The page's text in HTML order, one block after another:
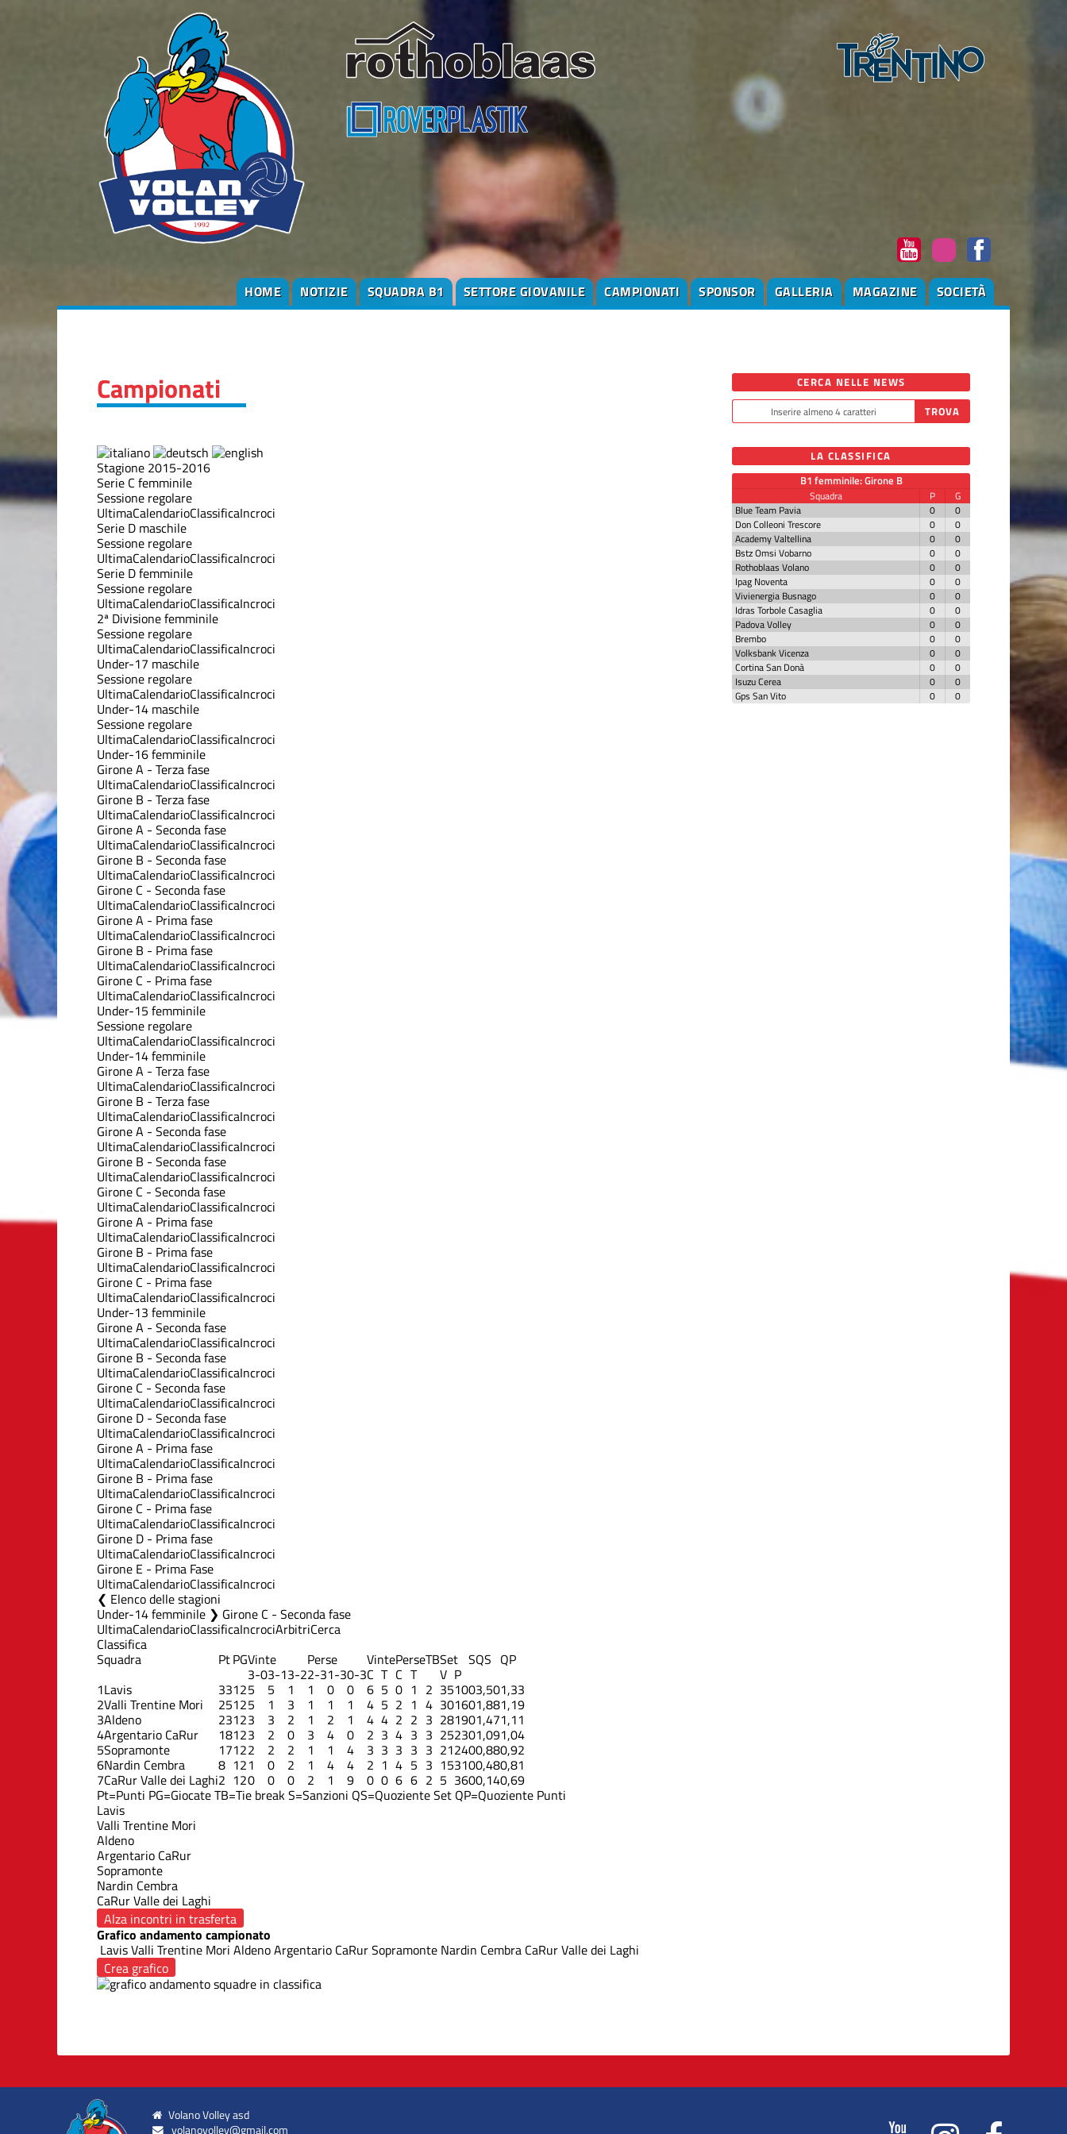
HOME NOTIZIE SQUADRA B1 SETTORE GIOVANILE CAMPIONATI SPONSOR GALLERIA MAGAZINE SOCIETÀ
Campionati
Stagione 2015-2016
Serie C femminile
Sessione regolare
UltimaCalendarioClassificaIncroci
Serie D maschile
Sessione regolare
UltimaCalendarioClassificaIncroci
Serie D femminile
Sessione regolare
UltimaCalendarioClassificaIncroci
2ª Divisione femminile
Sessione regolare
UltimaCalendarioClassificaIncroci
Under-17 maschile
Sessione regolare
UltimaCalendarioClassificaIncroci
Under-14 maschile
Sessione regolare
UltimaCalendarioClassificaIncroci
Under-16 femminile
Girone A - Terza fase
UltimaCalendarioClassificaIncroci
Girone B - Terza fase
UltimaCalendarioClassificaIncroci
Girone A - Seconda fase
UltimaCalendarioClassificaIncroci
Girone B - Seconda fase
UltimaCalendarioClassificaIncroci
Girone C - Seconda fase
UltimaCalendarioClassificaIncroci
Girone A - Prima fase
UltimaCalendarioClassificaIncroci
Girone B - Prima fase
UltimaCalendarioClassificaIncroci
Girone C - Prima fase
UltimaCalendarioClassificaIncroci
Under-15 femminile
Sessione regolare
UltimaCalendarioClassificaIncroci
Under-14 femminile
Girone A - Terza fase
UltimaCalendarioClassificaIncroci
Girone B - Terza fase
UltimaCalendarioClassificaIncroci
Girone A - Seconda fase
UltimaCalendarioClassificaIncroci
Girone B - Seconda fase
UltimaCalendarioClassificaIncroci
Girone C - Seconda fase
UltimaCalendarioClassificaIncroci
Girone A - Prima fase
UltimaCalendarioClassificaIncroci
Girone B - Prima fase
UltimaCalendarioClassificaIncroci
Girone C - Prima fase
UltimaCalendarioClassificaIncroci
Under-13 femminile
Girone A - Seconda fase
UltimaCalendarioClassificaIncroci
Girone B - Seconda fase
UltimaCalendarioClassificaIncroci
Girone C - Seconda fase
UltimaCalendarioClassificaIncroci
Girone D - Seconda fase
UltimaCalendarioClassificaIncroci
Girone A - Prima fase
UltimaCalendarioClassificaIncroci
Girone B - Prima fase
UltimaCalendarioClassificaIncroci
Girone C - Prima fase
UltimaCalendarioClassificaIncroci
Girone D - Prima fase
UltimaCalendarioClassificaIncroci
Girone E - Prima Fase
UltimaCalendarioClassificaIncroci
Elenco delle stagioni
Under-14 femminile ❯ Girone C - Seconda fase
UltimaCalendarioClassificaIncrociArbitriCerca
Classifica
Squadra PtPGVinte Perse VintePerseTBSet SQS QP
3-03-13-22-31-30-3C T C T V P
1Lavis 33125 5 1 1 0 0 6 5 0 1 2 351003,501,33
2Valli Trentine Mori 25125 1 3 1 1 1 4 5 2 1 4 301601,881,19
3Aldeno 23123 3 2 1 2 1 4 4 2 2 3 281901,471,11
4Argentario CaRur 18123 2 0 3 4 0 2 3 4 3 3 252301,091,04
5Sopramonte 17122 2 2 1 1 4 3 3 3 3 3 212400,880,92
6Nardin Cembra 8 121 0 2 1 4 4 2 1 4 5 3 153100,480,81
7CaRur Valle dei Laghi2 120 0 0 2 1 9 0 0 6 6 2 5 3600,140,69
Pt=Punti PG=GiocateTB=Tie breakS=Sanzioni QS=Quoziente Set QP=Quoziente Punti
Lavis
Valli Trentine Mori
Aldeno
Argentario CaRur
Sopramonte
Nardin Cembra
CaRur Valle dei Laghi
Alza incontri in trasferta
Grafico andamento campionato
LavisValli Trentine Mori AldenoArgentario CaRurSopramonte Nardin Cembra CaRur Valle dei Laghi
Crea grafico
CERCA NELLE NEWS
LA CLASSIFICA
B1 femminile: Girone B
Squadra P
G
Blue Team Pavia
0
0
Don Colleoni Trescore
0
0
Academy Valtellina
0
0
Bstz Omsi Vobarno
0
0
Rothoblaas Volano
0
0
Ipag Noventa
0
0
Vivienergia Busnago
0
0
Idras Torbole Casaglia
0
0
Padova Volley
0
0
Brembo
0
0
Volksbank Vicenza
0
0
Cortina San Donà
0
0
Isuzu Cerea
0
0
Gps San Vito
0 0
Volano Volley asd
volanovolley@gmail.com